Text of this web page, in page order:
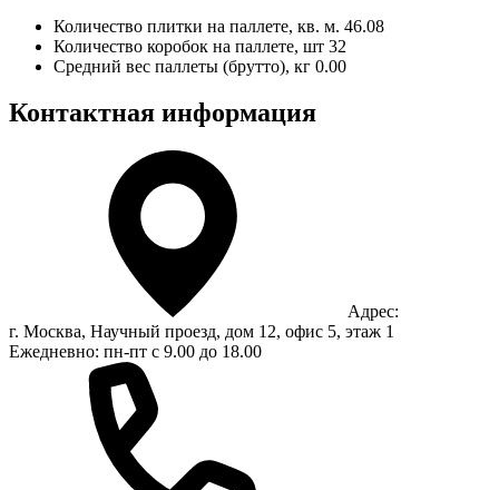
Количество плитки на паллете, кв. м. 46.08
Количество коробок на паллете, шт 32
Средний вес паллеты (брутто), кг 0.00
Контактная информация
Адрес:
г. Москва, Научный проезд, дом 12, офис 5, этаж 1
Ежедневно: пн-пт с 9.00 до 18.00